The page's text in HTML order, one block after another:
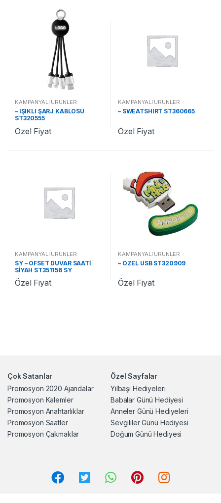
KAMPANYALI ÜRÜNLER
– IŞIKLI ŞARJ KABLOSU
ST320555
Özel Fiyat
KAMPANYALI ÜRÜNLER
– SWEATSHIRT ST360665
Özel Fiyat
KAMPANYALI ÜRÜNLER
SY – OFSET DUVAR SAATİ
SİYAH ST351156 SY
Özel Fiyat
KAMPANYALI ÜRÜNLER
– ÖZEL USB ST320909
Özel Fiyat
Çok Satanlar
Promosyon 2020 Ajandalar
Promosyon Kalemler
Promosyon Anahtarlıklar
Promosyon Saatler
Promosyon Çakmaklar
Özel Sayfalar
Yılbaşı Hediyeleri
Babalar Günü Hediyesi
Anneler Günü Hediyeleri
Sevgililer Günü Hediyesi
Doğum Günü Hediyesi